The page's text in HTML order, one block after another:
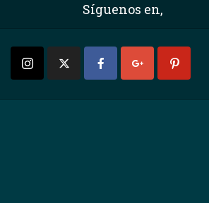
Síguenos en,